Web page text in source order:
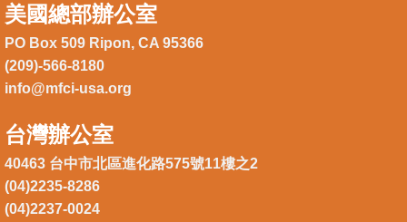
美國總部辦公室
PO Box 509 Ripon, CA 95366
(209)-566-8180
info@mfci-usa.org
台灣辦公室
40463 台中市北區進化路575號11樓之2
(04)2235-8286
(04)2237-0024